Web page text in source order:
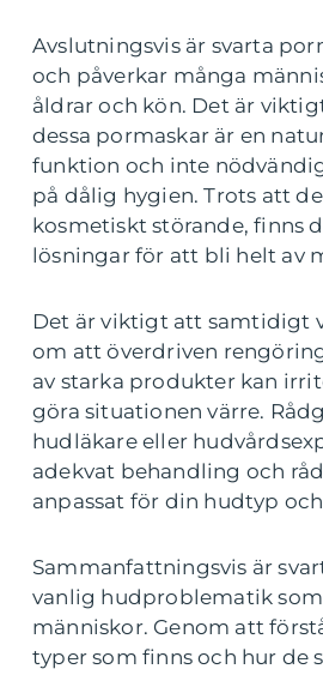
Avslutningsvis är svarta
och påverkar många
åldrar och kön. Det är
dessa pormaskar är en
funktion och inte
på dålig hygien. Trots att de
kosmetiskt störande, finns
lösningar för att bli helt av
Det är viktigt att samtidigt
om att överdriven
av starka produkter kan
göra situationen värre.
hudläkare eller
adekvat behandling och
anpassat för din hudtyp
Sammanfattningsvis är
vanlig hudproblematik
människor. Genom att
typer som finns och hur de